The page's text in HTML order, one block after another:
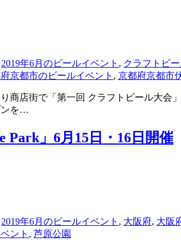
2019年6月のビールイベント , クラフトビ
京都市のビールイベント , 京都府京都市
商店街で「第一回 クラフトビール大
ンを…
Park」6月15日・16日開催
2019年6月のビールイベント , 大阪府, 大阪
ント , 芦原公園